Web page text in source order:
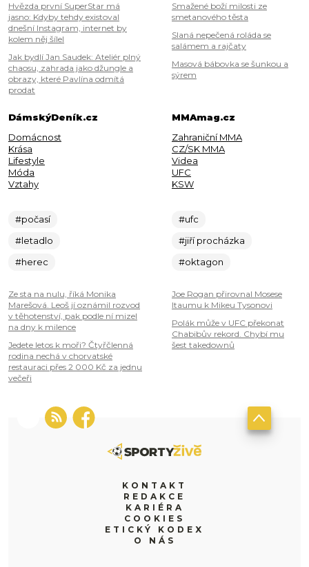
Hvězda první SuperStar má
jasno: Kdyby tehdy existoval
dnešní Instagram, internet by
kolem něj šílel
Jak bydlí Jan Saudek: Ateliér plný
chaosu, zahrada jako džungle a
obrazy, které Pavlína odmítá
prodat
Smažené boží milosti ze
smetanového těsta
Slaná nepečená roláda se
salámem a rajčaty
Masová bábovka se šunkou a
sýrem
DámskýDeník.cz
Domácnost
Krása
Lifestyle
Móda
Vztahy
#počasí
#letadlo
#herec
Ze sta na nulu, říká Monika
Marešová. Leoš jí oznámil rozvod
v těhotenství, pak podle ní mizel
na dny k milence
Jedete letos k moři? Čtyřčlenná
rodina nechá v chorvatské
restauraci přes 2 000 Kč za jednu
večeři
MMAmag.cz
Zahraniční MMA
CZ/SK MMA
Videa
UFC
KSW
#ufc
#jiří procházka
#oktagon
Joe Rogan přirovnal Mosese
Itaumu k Mikeu Tysonovi
Polák může v UFC překonat
Chabibův rekord. Chybí mu
šest takedownů
KONTAKT
REDAKCE
KARIÉRA
COOKIES
ETICKÝ KODEX
O NÁS